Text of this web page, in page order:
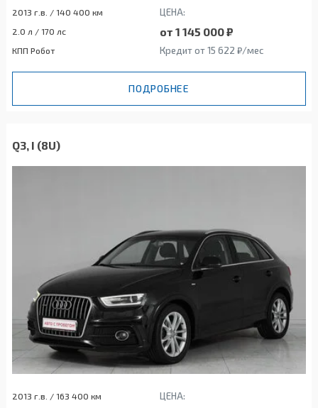
2013 г.в. / 140 400 км ЦЕНА:
2.0 л / 170 лс от 1 145 000 ₽
КПП Робот Кредит от 15 622 ₽/мес
ПОДРОБНЕЕ
Q3, I (8U)
2013 г.в. / 163 400 км ЦЕНА: